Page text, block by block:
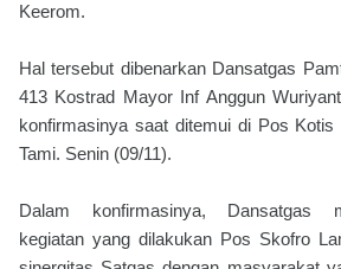
Keerom.
Hal tersebut dibenarkan Dansatgas
413 Kostrad Mayor Inf Anggun
konfirmasinya saat ditemui di Pos
Tami. Senin (09/11).
Dalam konfirmasinya, Dansatgas
kegiatan yang dilakukan Pos Skofro